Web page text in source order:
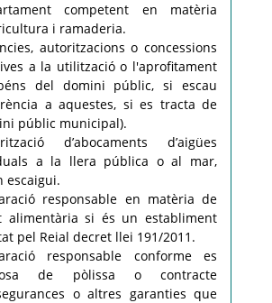
competent en matèria
i ramaderia.
autoritzacions o concessions
a la utilització o l'aprofitament
del domini públic, si escau
a aquestes, si es tracta de
públic municipal).
d’abocaments d’aigües
a la llera pública o al mar,
escaigui.
responsable en matèria de
alimentària si és un establiment
pel Reial decret llei 191/2011.
responsable conforme es
de pòlissa o contracte
o altres garanties que